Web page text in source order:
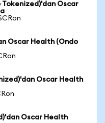
Oscar
Oscar Health (Ondo
Oscar Health
Oscar Health